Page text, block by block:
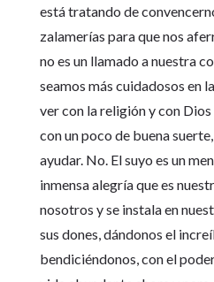
está tratando de
zalamerías para que nos
no es un llamado a nuestra
seamos más cuidadosos en
ver con la religión y con Dios
con un poco de buena
ayudar. No. El suyo es un
inmensa alegría que es
nosotros y se instala en
sus dones, dándonos el
bendiciéndonos, con el